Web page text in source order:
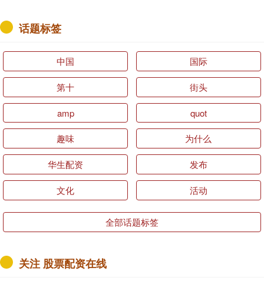
话题标签
中国 国际
第十 街头
amp quot
趣味 为什么
华生配资 发布
文化 活动
全部话题标签
关注 股票配资在线